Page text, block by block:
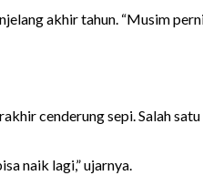
akhir tahun. “Musim
cenderung sepi. Salah
naik lagi,” ujarnya.